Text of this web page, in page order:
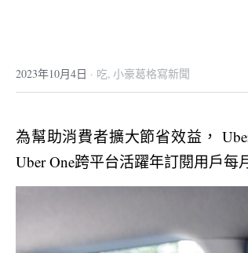
2023年10月4日 · 吃, 小豪葛格寫新聞
為幫助消費者擴大節省效益，
Uber One跨平台活躍年訂閱用戶每